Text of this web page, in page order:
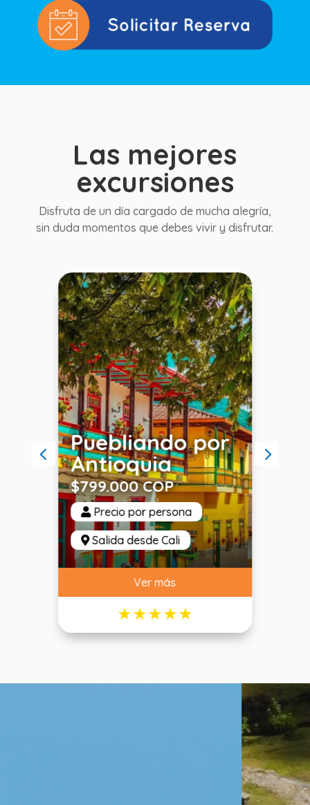
Las mejores
excursiones
Disfruta de un día cargado de mucha alegría,
sin duda momentos que debes vivir y disfrutar.
Puebliando por
Antioquia
$799.000 COP
Precio por persona
Salida desde Cali
Ver más